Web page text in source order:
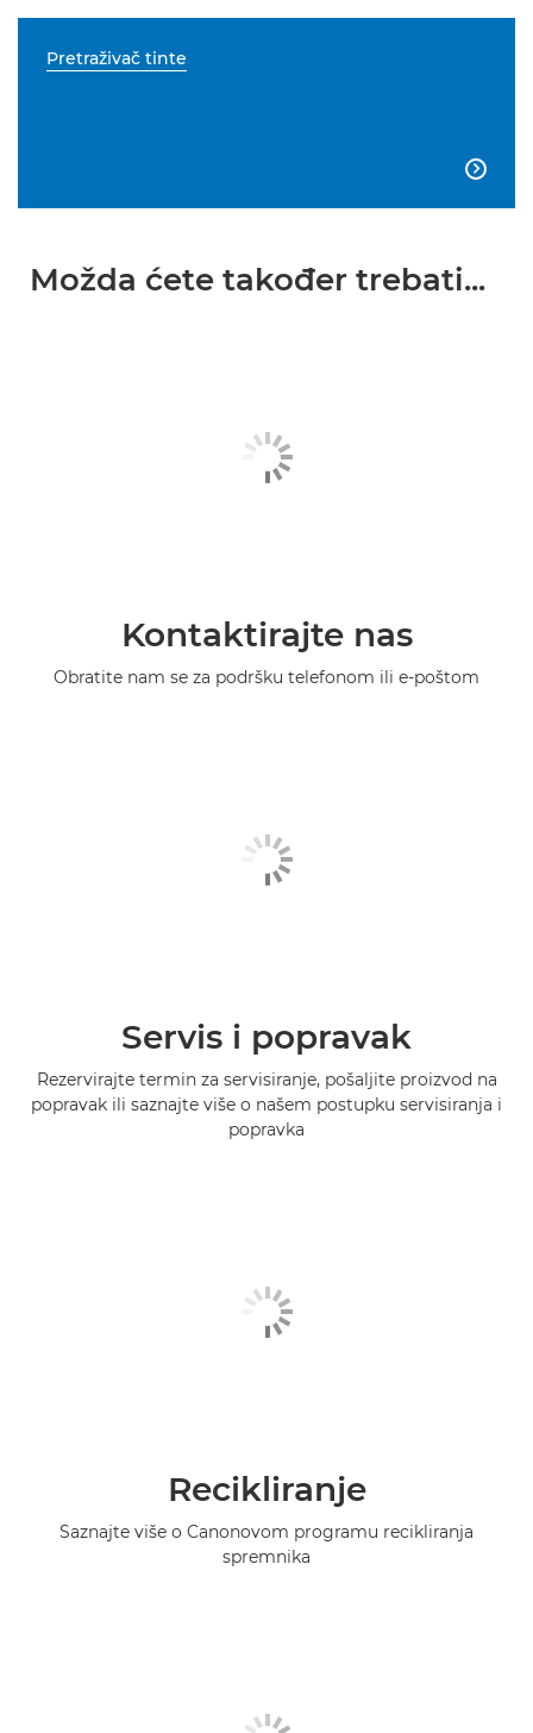
Pretraživač tinte

Možda ćete također trebati...
Kontaktirajte nas
Obratite nam se za podršku telefonom ili e-poštom
Servis i popravak
Rezervirajte termin za servisiranje, pošaljite proizvod na
popravak ili saznajte više o našem postupku servisiranja i
popravka
Recikliranje
Saznajte više o Canonovom programu recikliranja
spremnika